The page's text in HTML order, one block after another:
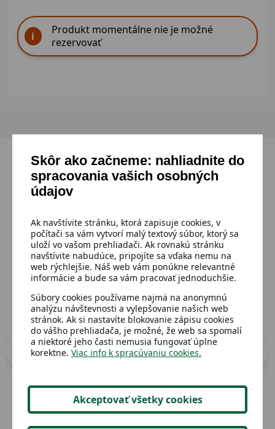
Produkt momentálne nie je možné
rezervovať
Mohlo by sa ti páčiť
Prejsť do katalógu
Skôr ako začneme: nahliadnite do
spracovania vašich osobných
údajov
Ak navštívite stránku, ktorá zapisuje cookies, v
počítači sa vám vytvorí malý textový súbor, ktorý sa
uloží vo vašom prehliadači. Ak rovnakú stránku
navštívite nabudúce, pripojíte sa vďaka nemu na
web rýchlejšie. Náš web vám ponúkne relevantné
informácie a bude sa vám pracovať jednoduchšie.
Súbory cookies používame najmä na anonymnú
analýzu návštevnosti a vylepšovanie našich web
stránok. Ak si nastavíte blokovanie zápisu cookies
do vášho prehliadača, je možné, že web sa spomalí
a niektoré jeho časti nemusia fungovať úplne
korektne. Viac info k spracúvaniu cookies.
Akceptovať všetky cookies